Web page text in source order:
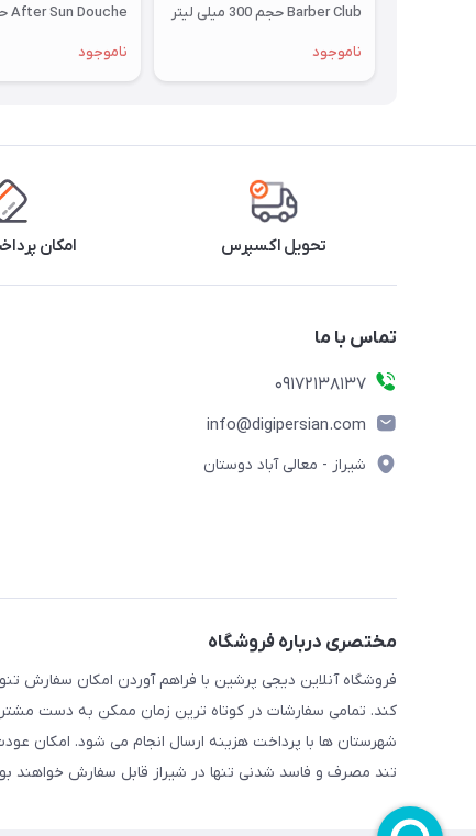
Barber Club حجم 300 میلی لیتر
ناموجود
ناموجود
تحویل اکسپرس امکان
تماس با ما
09172138137
info@digipersian.com
شیراز - معالی آباد دوستان
مختصری درباره فروشگاه
فروشگاه آنلاین دیجی پرشین با فراهم آوردن امکان سفارش
کند. تمامی سفارشات در کوتاه ترین زمان ممکن به دست
شهرستان ها با پرداخت هزینه ارسال انجام می شود. امکان
تند مصرف و فاسد شدنی تنها در شیراز قابل سفارش خواهند